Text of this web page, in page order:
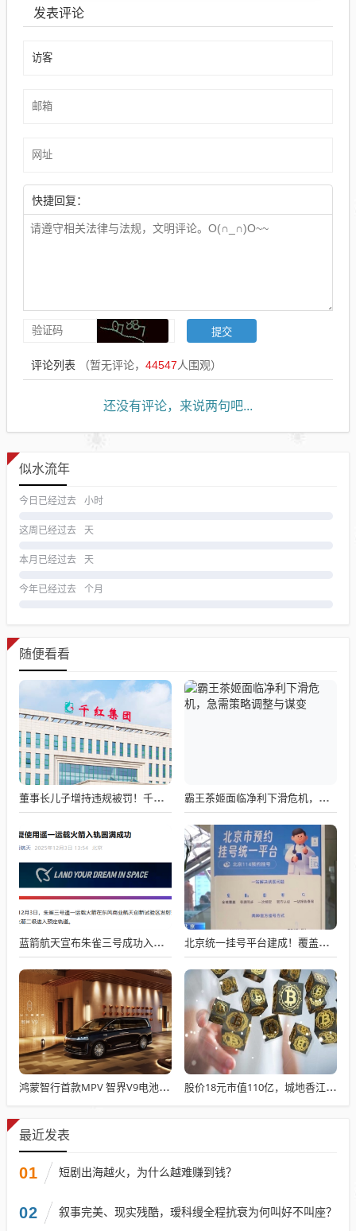
发表评论
快捷回复：
评论列表 （暂无评论， 44547人围观）
还没有评论，来说两句吧...
似水流年
今日已经过去 小时
这周已经过去 天
本月已经过去 天
今年已经过去 个月
随便看看
董事长儿子增持违规被罚！千红制药市值128亿，半年净赚2.58亿却踩雷信托5年 霸王茶姬面临净利下滑危机，急需策略调整与谋变
蓝箭航天宣布朱雀三号成功入轨，技术突破五大项，深入排查回收失败原因 北京统一挂号平台建成！覆盖近300家二三甲医院号源
鸿蒙智行首款MPV 智界V9电池信息曝光：WLTC最远续航223km 股价18元市值110亿，城地香江却被查出连续7季财报失真
最近发表
01 短剧出海越火，为什么越难赚到钱？
02 叙事完美、现实残酷，瑷科缦全程抗衰为何叫好不叫座？